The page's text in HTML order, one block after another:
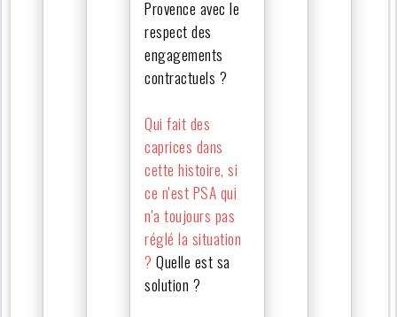
Provence avec le
respect des
engagements
contractuels ?
Qui fait des
caprices dans
cette histoire, si
ce n'est PSA qui
n'a toujours pas
réglé la situation
? Quelle est sa
solution ?